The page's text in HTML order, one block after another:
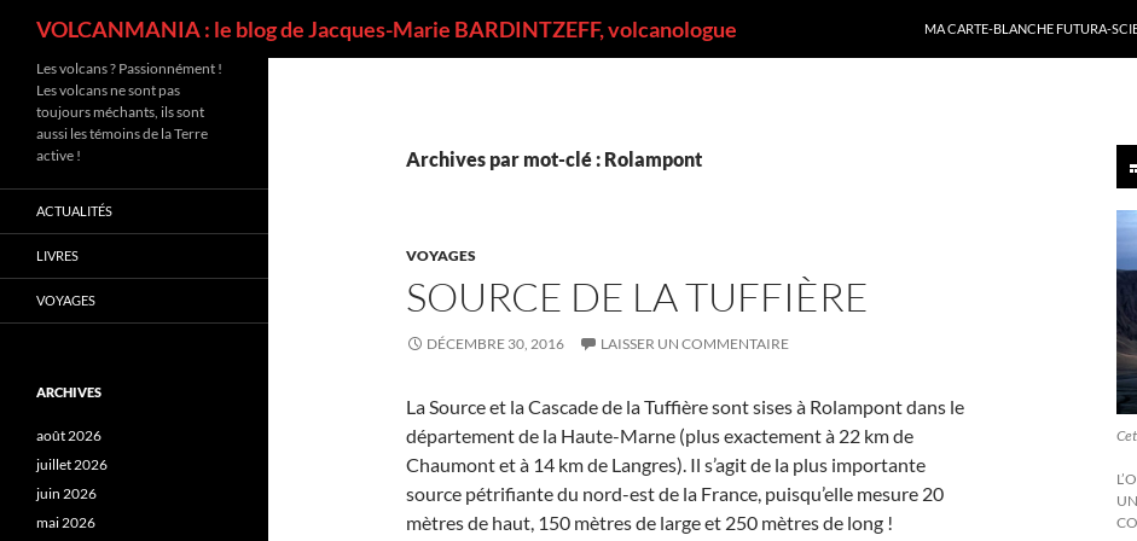
VOLCANMANIA : le blog de Jacques-Marie BARDINTZEFF, volcanologue
MA CARTE-BLANCHE FUTURA-
Archives par mot-clé : Rolampont
VOYAGES
SOURCE DE LA TUFFIÈRE
DÉCEMBRE 30, 2016 LAISSER UN COMMENTAIRE
La Source et la Cascade de la Tuffière sont sises à Rolampont dans le
département de la Haute-Marne (plus exactement à 22 km de
Chaumont et à 14 km de Langres). Il s’agit de la plus importante
source pétrifiante du nord-est de la France, puisqu’elle mesure 20
mètres de haut, 150 mètres de large et 250 mètres de long !
Les volcans ? Passionnément !
Les volcans ne sont pas
toujours méchants, ils sont
aussi les témoins de la Terre
active !
ACTUALITÉS
LIVRES
VOYAGES
ARCHIVES
août 2026
juillet 2026
juin 2026
mai 2026